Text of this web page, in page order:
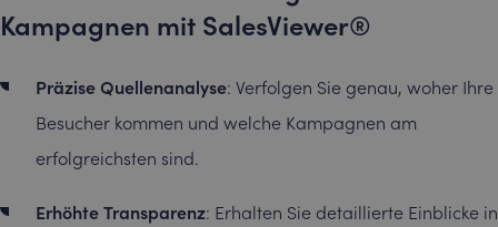
Kampagnen mit SalesViewer®
Präzise Quellenanalyse: Verfolgen Sie genau, woher Ihre
Besucher kommen und welche Kampagnen am
erfolgreichsten sind.
Erhöhte Transparenz: Erhalten Sie detaillierte Einblicke in